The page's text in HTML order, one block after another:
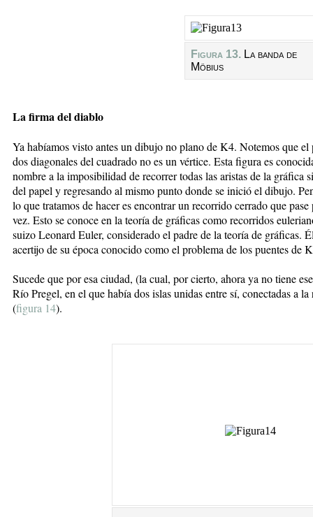
Figura 13. La banda de
Möbius
La firma del diablo
Ya habíamos visto antes un dibujo no plano de K4. Notemos que
dos diagonales del cuadrado no es un vértice. Esta figura es
nombre a la imposibilidad de recorrer todas las aristas de la gráfica
del papel y regresando al mismo punto donde se inició el dibujo.
lo que tratamos de hacer es encontrar un recorrido cerrado que pase
vez. Esto se conoce en la teoría de gráficas como recorridos
suizo Leonard Euler, considerado el padre de la teoría de gráficas.
acertijo de su época conocido como el problema de los puentes de
Sucede que por esa ciudad, (la cual, por cierto, ahora ya no tiene
Río Pregel, en el que había dos islas unidas entre sí, conectadas a
(figura 14).